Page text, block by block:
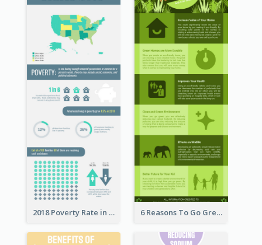
2018 Poverty Rate in the United States Infographic 6 Reasons To Go Green